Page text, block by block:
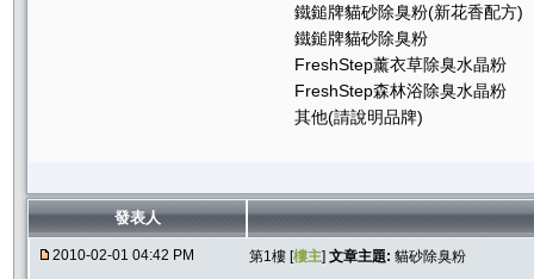
鐵鎚牌貓砂除臭粉(新花香配方)
鐵鎚牌貓砂除臭粉
FreshStep薰衣草除臭水晶粉
FreshStep森林浴除臭水晶粉
其他(請說明品牌)
發表人
2010-02-01 04:42 PM 第1樓 [樓主] 文章主題: 貓砂除臭粉